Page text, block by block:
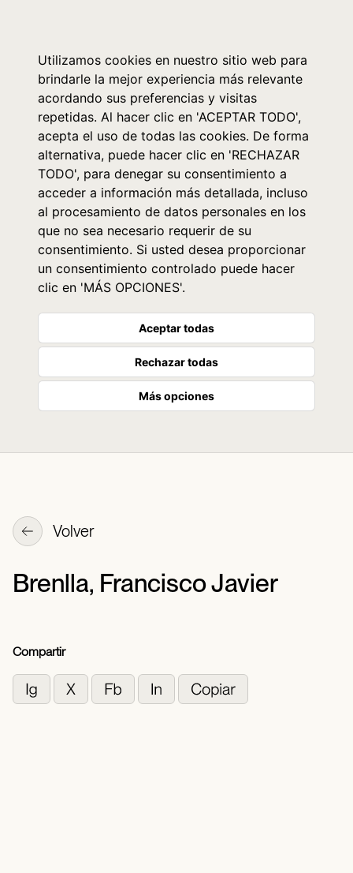
Utilizamos cookies en nuestro sitio web para
brindarle la mejor experiencia más relevante
acordando sus preferencias y visitas
repetidas. Al hacer clic en 'ACEPTAR TODO',
acepta el uso de todas las cookies. De forma
alternativa, puede hacer clic en 'RECHAZAR
TODO', para denegar su consentimiento a
acceder a información más detallada, incluso
al procesamiento de datos personales en los
que no sea necesario requerir de su
consentimiento. Si usted desea proporcionar
un consentimiento controlado puede hacer
clic en 'MÁS OPCIONES'.
Aceptar todas
Rechazar todas
Más opciones
Volver
Brenlla, Francisco Javier
Compartir